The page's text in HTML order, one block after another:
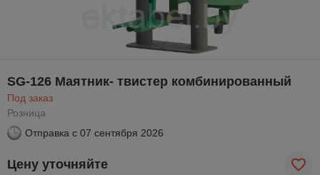
SG-126 Маятник- твистер комбинированный
Под заказ
Розница
Отправка с 07 сентября 2026
Цену уточняйте